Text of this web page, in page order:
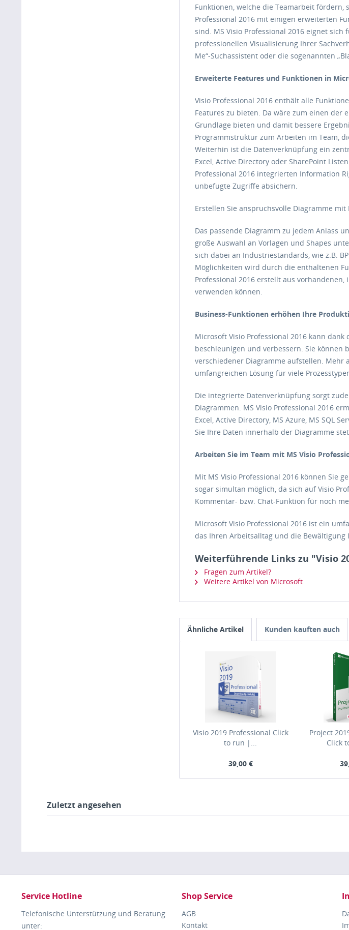
Funktionen, welche die Teamarbeit
Professional 2016 mit einigen erweiterten
sind. MS Visio Professional 2016 eignet
professionellen Visualisierung Ihrer
Me“-Suchassistent oder die sogenannten
Erweiterte Features und Funktionen in
Visio Professional 2016 enthält alle
Features zu bieten. Da wäre zum einen der
Grundlage bieten und damit bessere
Programmstruktur zum Arbeiten im Team,
Weiterhin ist die Datenverknüpfung ein
Excel, Active Directory oder SharePoint
Professional 2016 integrierten Information
unbefugte Zugriffe absichern.
Erstellen Sie anspruchsvolle Diagramme mit
Das passende Diagramm zu jedem Anlass
große Auswahl an Vorlagen und Shapes
sich dabei an Industriestandards, wie z.B.
Möglichkeiten wird durch die enthaltenen
Professional 2016 erstellt aus
verwenden können.
Business-Funktionen erhöhen Ihre
Microsoft Visio Professional 2016 kann
beschleunigen und verbessern. Sie
verschiedener Diagramme aufstellen. Mehr
umfangreichen Lösung für viele
Die integrierte Datenverknüpfung sorgt
Diagrammen. MS Visio Professional 2016
Excel, Active Directory, MS Azure, MS SQL
Sie Ihre Daten innerhalb der Diagramme
Arbeiten Sie im Team mit MS Visio
Mit MS Visio Professional 2016 können Sie
sogar simultan möglich, da sich auf Visio
Kommentar- bzw. Chat-Funktion für noch
Microsoft Visio Professional 2016 ist ein
das Ihren Arbeitsalltag und die
Weiterführende Links zu "Visio
Fragen zum Artikel?
Weitere Artikel von Microsoft
Ähnliche Artikel Kunden kauften auch
Visio 2019 Professional Click
to run |...
39,00 €
Project
Click
Zuletzt angesehen
Service Hotline
Telefonische Unterstützung und Beratung
unter:
Shop Service
AGB
Kontakt